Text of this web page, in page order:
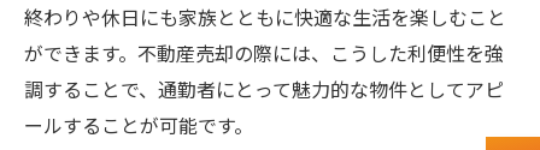
終わりや休日にも家族とともに快適な生活を楽しむこと
ができます。不動産売却の際には、こうした利便性を強
調することで、通勤者にとって魅力的な物件としてアピ
ールすることが可能です。